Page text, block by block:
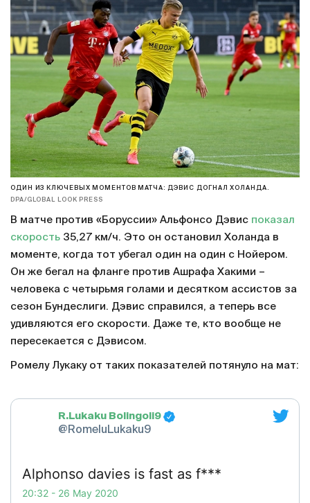
ОДИН ИЗ КЛЮЧЕВЫХ МОМЕНТОВ МАТЧА: ДЭВИС ДОГНАЛ ХОЛАНДА.
DPA/GLOBAL LOOK PRESS
В матче против «Боруссии» Альфонсо Дэвис показал
скорость 35,27 км/ч. Это он остановил Холанда в
моменте, когда тот убегал один на один с Нойером.
Он же бегал на фланге против Ашрафа Хакими –
человека с четырьмя голами и десятком ассистов за
сезон Бундеслиги. Дэвис справился, а теперь все
удивляются его скорости. Даже те, кто вообще не
пересекается с Дэвисом.
Ромелу Лукаку от таких показателей потянуло на мат:
R.Lukaku Bolingoli9
@RomeluLukaku9
Alphonso davies is fast as f***
20:32 - 26 May 2020